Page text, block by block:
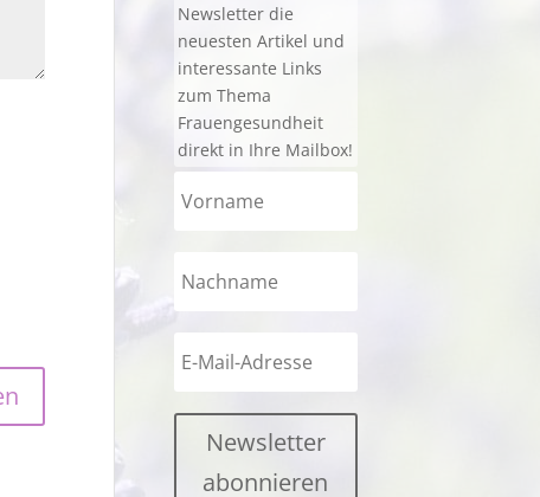
Newsletter die
neuesten Artikel und
interessante Links
zum Thema
Frauengesundheit
direkt in Ihre Mailbox!
Newsletter
abonnieren